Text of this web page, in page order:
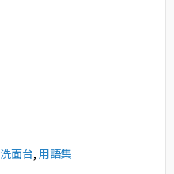
洗面台, 用語集